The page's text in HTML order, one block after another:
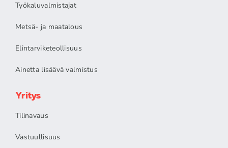
Työkaluvalmistajat
Metsä- ja maatalous
Elintarviketeollisuus
Ainetta lisäävä valmistus
Yritys
Tilinavaus
Vastuullisuus